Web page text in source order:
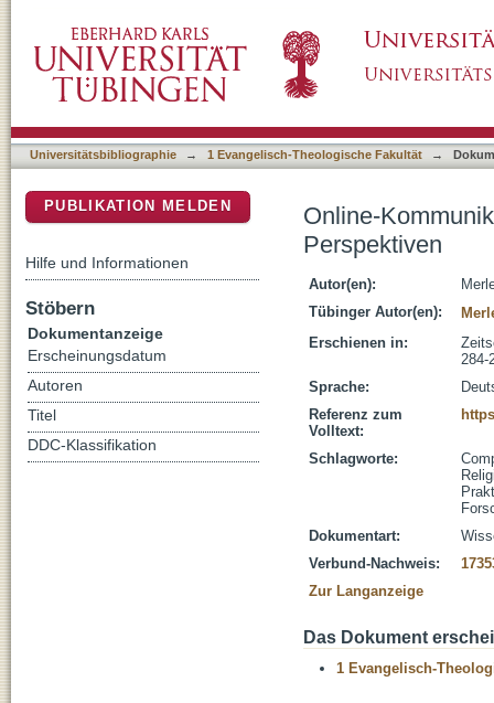
Universitätsbibliographie → 1 Evangelisch-Theologische Fakultät →
Online-
Perspektiven
Autor(en):
Tübinger Autor(en):
Erschienen in:
284-
Sprache:
Referenz zum
Volltext:
Schlagworte:
Dokumentart:
Verbund-Nachweis:
Zur Langanzeige
Das Dokument
1 Evangelisch-
PUBLIKATION MELDEN
Hilfe und Informationen
Stöbern
Dokumentanzeige
Erscheinungsdatum
Autoren
Titel
DDC-Klassifikation